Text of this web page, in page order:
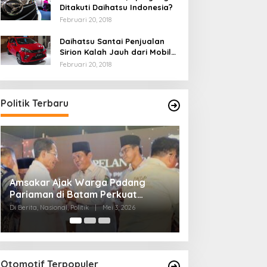
Ditakuti Daihatsu Indonesia?
Februari 20, 2018
Daihatsu Santai Penjualan
Sirion Kalah Jauh dari Mobil
LCGC
Februari 20, 2018
Politik Terbaru
Ini Dia Hubungan Partai Garuda
dengan Gerindra
Di Berita, Politik | Februari 19, 2018
Otomotif Terpopuler